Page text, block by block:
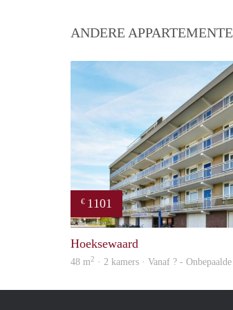
ANDERE
€ 1101
Hoeksewaard
48 m2 · 2 kamers · Vanaf ? -